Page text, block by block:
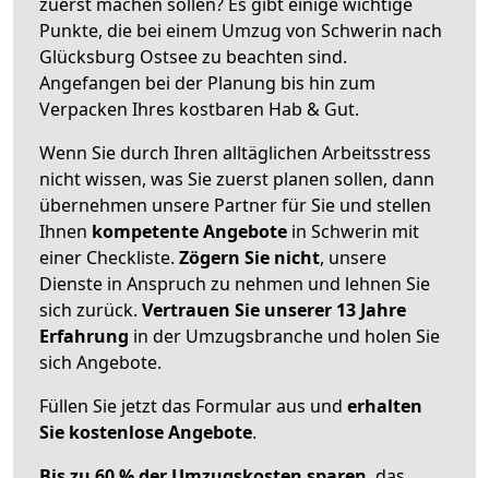
Punkte, die bei einem Umzug von Schwerin nach
Glücksburg Ostsee zu beachten sind.
Angefangen bei der Planung bis hin zum
Verpacken Ihres kostbaren Hab & Gut.
Wenn Sie durch Ihren alltäglichen Arbeitsstress
nicht wissen, was Sie zuerst planen sollen, dann
übernehmen unsere Partner für Sie und stellen
Ihnen kompetente Angebote in Schwerin mit
einer Checkliste. Zögern Sie nicht, unsere
Dienste in Anspruch zu nehmen und lehnen Sie
sich zurück. Vertrauen Sie unserer 13 Jahre
Erfahrung in der Umzugsbranche und holen Sie
sich Angebote.
Füllen Sie jetzt das Formular aus und erhalten
Sie kostenlose Angebote.